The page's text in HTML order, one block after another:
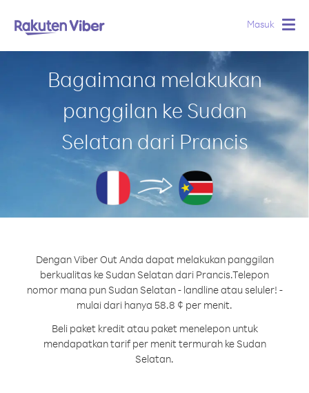
Masuk
Bagaimana melakukan
panggilan ke Sudan
Selatan dari Prancis
Dengan Viber Out Anda dapat melakukan panggilan
berkualitas ke Sudan Selatan dari Prancis.Telepon
nomor mana pun Sudan Selatan - landline atau seluler! -
mulai dari hanya 58.8 ¢ per menit.
Beli paket kredit atau paket menelepon untuk
mendapatkan tarif per menit termurah ke Sudan
Selatan.